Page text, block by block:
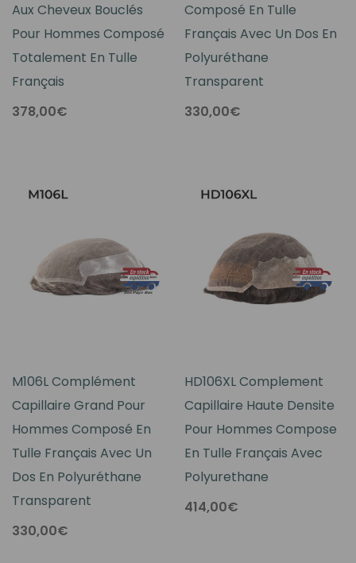
Aux Cheveux Bouclés
Pour Hommes Composé
Totalement En Tulle
Français
378,00€
Composé En Tulle
Français Avec Un Dos En
Polyuréthane
Transparent
330,00€
M106L Complément
Capillaire Grand Pour
Hommes Composé En
Tulle Français Avec Un
Dos En Polyuréthane
Transparent
330,00€
HD106XL Complement
Capillaire Haute Densite
Pour Hommes Compose
En Tulle Français Avec
Polyurethane
414,00€